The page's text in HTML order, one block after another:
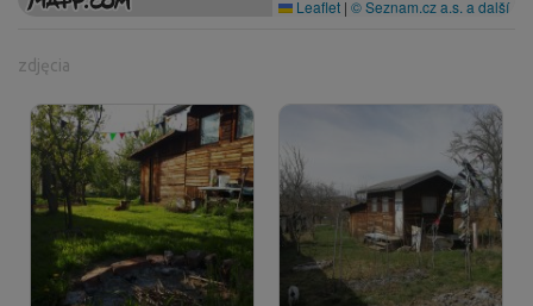
Leaflet | © Seznam.cz a.s. a další
zdjęcia